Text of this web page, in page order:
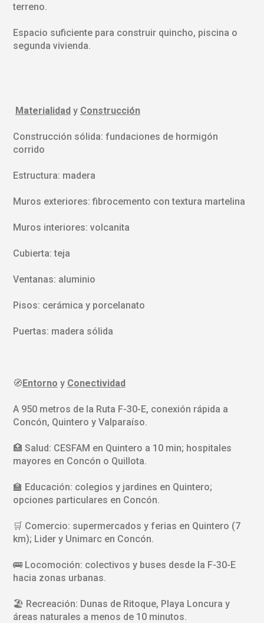
terreno.
Espacio suficiente para construir quincho, piscina o
segunda vivienda.
Materialidady Construcción
Construcción sólida: fundaciones de hormigón
corrido
Estructura: madera
Muros exteriores: fibrocemento con textura martelina
Muros interiores: volcanita
Cubierta: teja
Ventanas: aluminio
Pisos: cerámica y porcelanato
Puertas: madera sólida
🧭Entorno y Conectividad
A 950 metros de la Ruta F-30-E, conexión rápida a
Concón, Quintero y Valparaíso.
🏥 Salud: CESFAM en Quintero a 10 min; hospitales
mayores en Concón o Quillota.
🏫 Educación: colegios y jardines en Quintero;
opciones particulares en Concón.
🛒 Comercio: supermercados y ferias en Quintero (7
km); Lider y Unimarc en Concón.
🚌 Locomoción: colectivos y buses desde la F-30-E
hacia zonas urbanas.
🏖️ Recreación: Dunas de Ritoque, Playa Loncura y
áreas naturales a menos de 10 minutos.